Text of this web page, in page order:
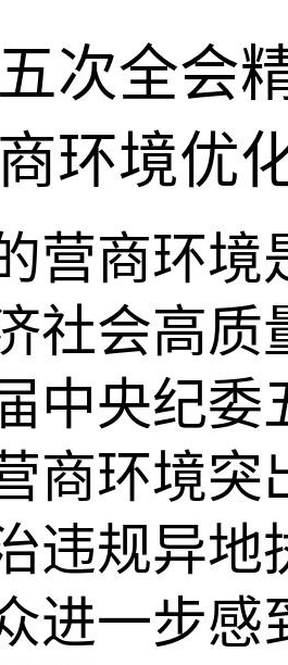
次全会
环境优
营商环
社会高质
中央纪委
商环境突
违规异地
进一步感